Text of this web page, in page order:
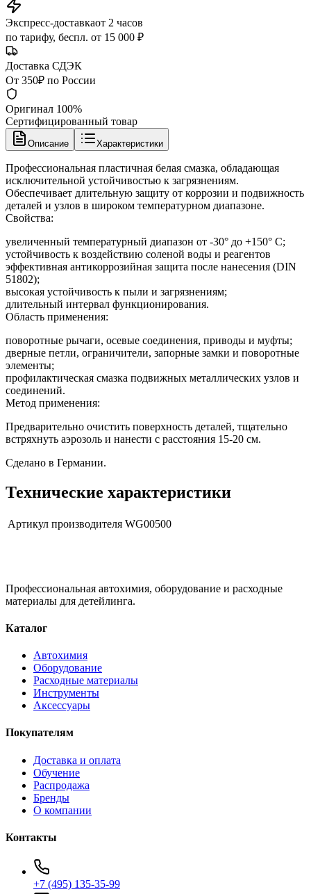
Экспресс-доставкаот 2 часов
по тарифу, беспл. от 15 000 ₽
Доставка СДЭК
От 350₽ по России
Оригинал 100%
Сертифицированный товар
Описание Характеристики
Профессиональная пластичная белая смазка, обладающая
исключительной устойчивостью к загрязнениям.
Обеспечивает длительную защиту от коррозии и подвижность
деталей и узлов в широком температурном диапазоне.
Свойства:
увеличенный температурный диапазон от -30° до +150° С;
устойчивость к воздействию соленой воды и реагентов
эффективная антикоррозийная защита после нанесения (DIN
51802);
высокая устойчивость к пыли и загрязнениям;
длительный интервал функционирования.
Область применения:
поворотные рычаги, осевые соединения, приводы и муфты;
дверные петли, ограничители, запорные замки и поворотные
элементы;
профилактическая смазка подвижных металлических узлов и
соединений.
Метод применения:
Предварительно очистить поверхность деталей, тщательно
встряхнуть аэрозоль и нанести с расстояния 15-20 см.
Сделано в Германии.
Технические характеристики
Артикул производителя WG00500
Профессиональная автохимия, оборудование и расходные
материалы для детейлинга.
Каталог
Автохимия
Оборудование
Расходные материалы
Инструменты
Аксессуары
Покупателям
Доставка и оплата
Обучение
Распродажа
Бренды
О компании
Контакты
+7 (495) 135-35-99